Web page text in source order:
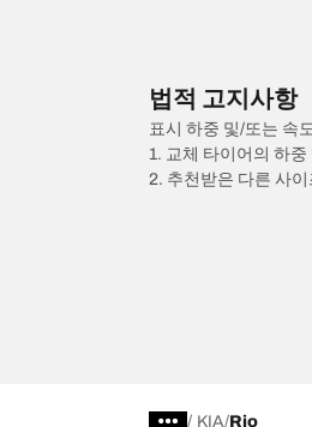
법적 고지사항
표시 하중 및/또는 속
1. 교체 타이어의 하
2. 추천받은 다른 사
/ KIA Rio